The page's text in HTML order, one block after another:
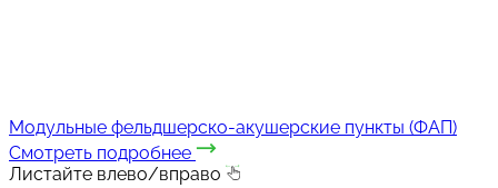
Модульные фельдшерско-акушерские пункты (ФАП)
Смотреть подробнее
Листайте влево/вправо